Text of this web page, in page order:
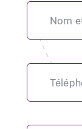
Nom